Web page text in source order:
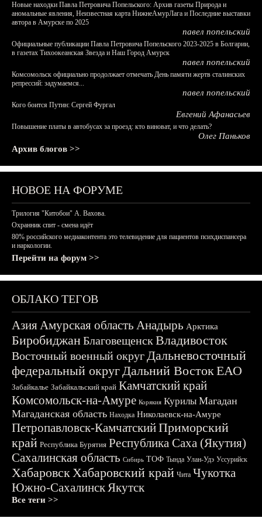
Новые находки Павла Петровича Попельского: Архив газеты Природа и
аномальные явления, Неизвестная карта НижнеАмурЛага и Последние выставки
автора в Амурске по 2025
павел попельский
Официальные публикации Павла Петровича Попельского 2023-2025 в Болгарии,
в газетах Тихоокеанская Звезда и Наш Город Амурск
павел попельский
Комсомольск официально продолжает отмечать День памяти жертв сталинских
репрессий: задумаемся...
павел попельский
Кого боится Путин: Сергей Фургал
Евгений Афанасьев
Повышение платы в автобусах за проезд: кто виноват, и что делать?
Олег Паньков
Архив блогов >>
НОВОЕ НА ФОРУМЕ
Трилогия "Китобои" А. Вахова.
Охранник спит - смена идёт
80% российского медиаконтента это телевидение для пациентов психдиспансера
и наркологии.
Перейти на форум >>
ОБЛАКО ТЕГОВ
АзияАмурская область Анадырь Арктика
БиробиджанБлаговещенскВладивосток
Восточный военный округДальневосточный
федеральный округДальний ВостокЕАО
Забайкалье Забайкальский край Камчатский край
Комсомольск-на-Амуре Корякия Курилы Магадан
Магаданская область Находка Николаевск-на-Амуре
Петропавловск-КамчатскийПриморский
край Республика Бурятия Республика Саха (Якутия)
Сахалинская область Сибирь ТОФ Тында Улан-Удэ Уссурийск
ХабаровскХабаровский край Чита Чукотка
Южно-СахалинскЯкутск
Все теги >>